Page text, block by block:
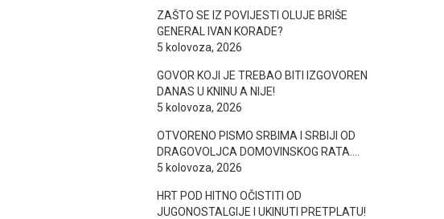
ZAŠTO SE IZ POVIJESTI OLUJE BRIŠE
GENERAL IVAN KORADE?
5 kolovoza, 2026
GOVOR KOJI JE TREBAO BITI IZGOVOREN
DANAS U KNINU A NIJE!
5 kolovoza, 2026
OTVORENO PISMO SRBIMA I SRBIJI OD
DRAGOVOLJCA DOMOVINSKOG RATA….
5 kolovoza, 2026
HRT POD HITNO OČISTITI OD
JUGONOSTALGIJE I UKINUTI PRETPLATU!